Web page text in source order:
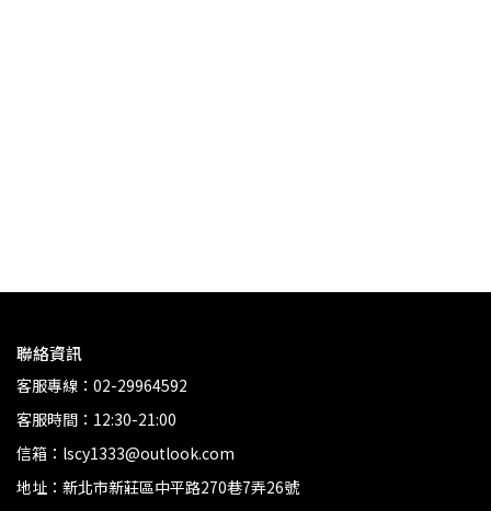
聯絡資訊
客服專線：02-29964592
客服時間：12:30-21:00
信箱：lscy1333@outlook.com
地址：新北市新莊區中平路270巷7弄26號